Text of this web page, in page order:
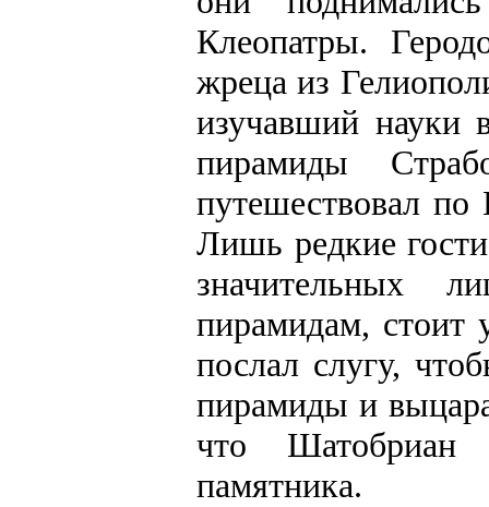
Клеопатры.
жреца из
изучавший науки
пирамиды
путешествовал
Лишь редкие
значительных
пирамидам, стоит
послал слугу,
пирамиды и
что Шатобриан
памятника.